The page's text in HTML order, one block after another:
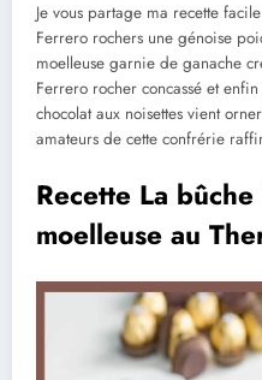
Je vous partage ma recette
Ferrero rochers une génoise
moelleuse garnie de ganache
Ferrero rocher concassé et
chocolat aux noisettes vient
amateurs de cette confrérie
Recette La
moelleuse au